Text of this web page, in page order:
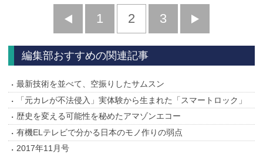
前
へ
1 2 3
へ
編集部おすすめの関連記事
最新技術を並べて、空振りしたサムスン
「元カレが不法侵入」実体験から生まれた「スマートロック」
歴史を変える可能性を秘めたアマゾンエコー
有機ELテレビで分かる日本のモノ作りの弱点
2017年11月号